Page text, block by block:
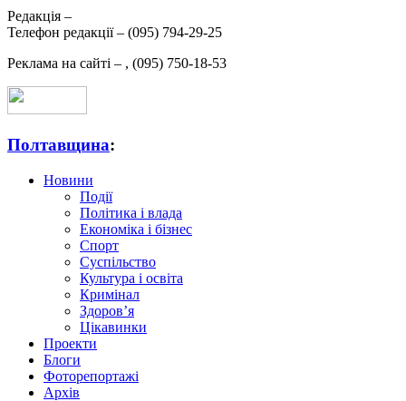
Редакція –
Телефон редакції – (095) 794-29-25
Реклама на сайті – , (095) 750-18-53
Полтавщина:
Новини
Події
Політика і влада
Економіка і бізнес
Спорт
Суспільство
Культура і освіта
Кримінал
Здоров’я
Цікавинки
Проекти
Блоги
Фоторепортажі
Архів